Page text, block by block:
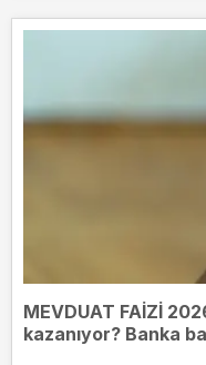
MEVDUAT FAİZİ
kazanıyor? Banka